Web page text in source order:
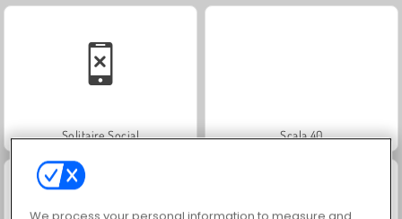
Solitaire Social Scala 40